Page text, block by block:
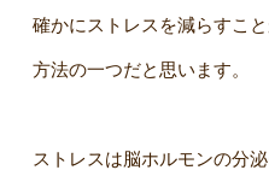
確かにストレスを減らすこ
方法の一つだと思います。
ストレスは脳ホルモンの分